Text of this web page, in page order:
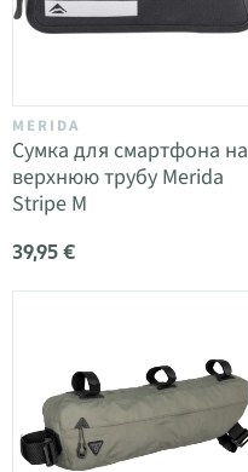
MERIDA
Сумка для смартфона на
верхнюю трубу Merida
Stripe M
39,95 €